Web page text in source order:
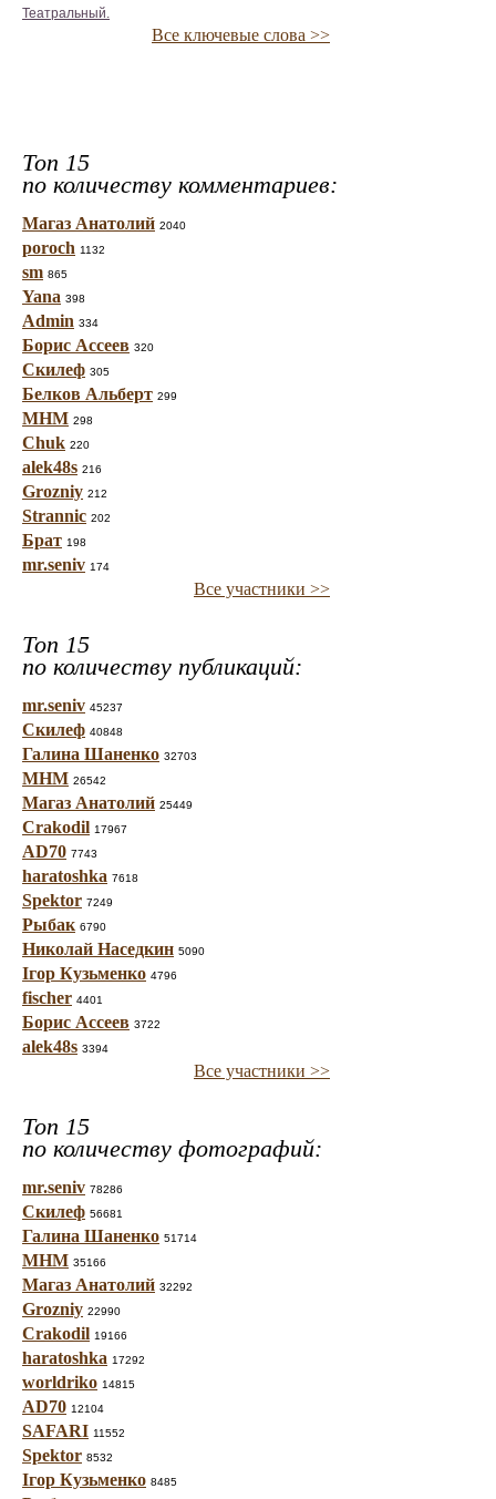
Театральный.
Все ключевые слова >>
Топ 15
по количеству комментариев:
Магаз Анатолий 2040
poroch 1132
sm 865
Yana 398
Admin 334
Борис Ассеев 320
Скилеф 305
Белков Альберт 299
МНМ 298
Chuk 220
alek48s 216
Grozniy 212
Strannic 202
Брат 198
mr.seniv 174
Все участники >>
Топ 15
по количеству публикаций:
mr.seniv 45237
Скилеф 40848
Галина Шаненко 32703
МНМ 26542
Магаз Анатолий 25449
Crakodil 17967
AD70 7743
haratoshka 7618
Spektor 7249
Рыбак 6790
Николай Наседкин 5090
Ігор Кузьменко 4796
fischer 4401
Борис Ассеев 3722
alek48s 3394
Все участники >>
Топ 15
по количеству фотографий:
mr.seniv 78286
Скилеф 56681
Галина Шаненко 51714
МНМ 35166
Магаз Анатолий 32292
Grozniy 22990
Crakodil 19166
haratoshka 17292
worldriko 14815
AD70 12104
SAFARI 11552
Spektor 8532
Ігор Кузьменко 8485